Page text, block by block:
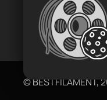
©BESTFILAMENT,